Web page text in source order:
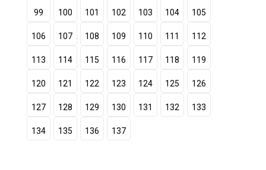
99 100 101 102 103 104 105
106 107 108 109 110 111 112
113 114 115 116 117 118 119
120 121 122 123 124 125 126
127 128 129 130 131 132 133
134 135 136 137